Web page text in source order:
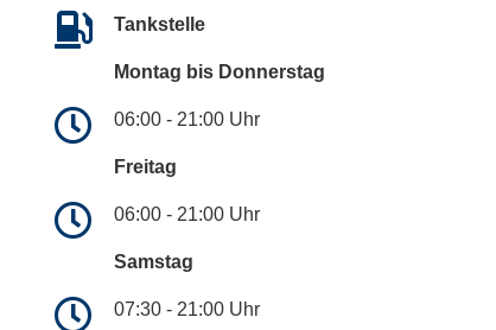
Tankstelle
Montag bis Donnerstag
06:00 - 21:00 Uhr
Freitag
06:00 - 21:00 Uhr
Samstag
07:30 - 21:00 Uhr